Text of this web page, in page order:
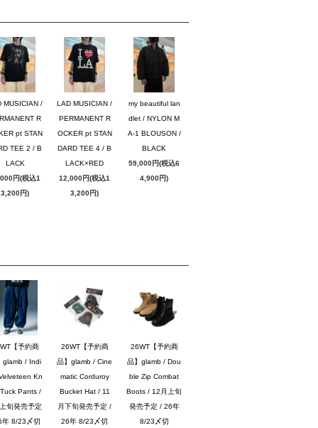
MUSICIAN /
R
pt STAN
TEE 2 / B
LACK
円(税込1
3,200円)
LAD MUSICIAN /
PERMANENT R
OCKER pt STAN
DARD TEE 4 / B
LACK×RED
12,000円(税込1
3,200円)
my beautiful lan
dlet / NYLON M
A-1 BLOUSON /
BLACK
59,000円(税込6
4,900円)
【予約商
glamb / Indi
Kn
Pants /
旬発売予定
年 8/23〆切
26WT【予約商
品】glamb / Cine
matic Corduroy
Bucket Hat / 11
月下旬発売予定 /
26年 8/23〆切
26WT【予約商
品】glamb / Dou
ble Zip Combat
Boots / 12月上旬
発売予定 / 26年
8/23〆切